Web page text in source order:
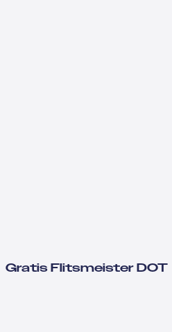
Gratis Flitsmeister DOT